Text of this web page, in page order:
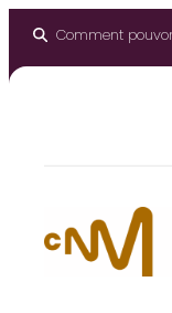
Comment